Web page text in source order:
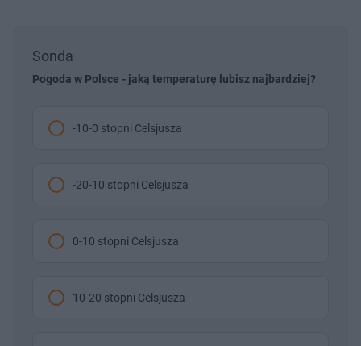
Sonda
Pogoda w Polsce - jaką temperaturę lubisz najbardziej?
-10-0 stopni Celsjusza
-20-10 stopni Celsjusza
0-10 stopni Celsjusza
10-20 stopni Celsjusza